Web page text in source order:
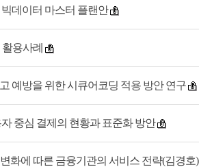
데이터 마스터 플랜안
용사례
예방을 위한 시큐어코딩 적용 방안 연구
중심 결제의 현황과 표준화 방안
화에 따른 금융기관의 서비스 전략(김경호)